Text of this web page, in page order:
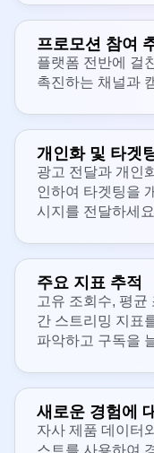
프로모션 참여
플랫폼 전반에 걸
촉진하는 채널과
개인화 및 타겟
광고 전달과 개인
인하여 타겟팅을
시지를 전달하세
주요 지표 추적
고유 조회수, 평균
간 스트리밍 지표
파악하고 구독을
새로운 경험에
자사 제품 데이터